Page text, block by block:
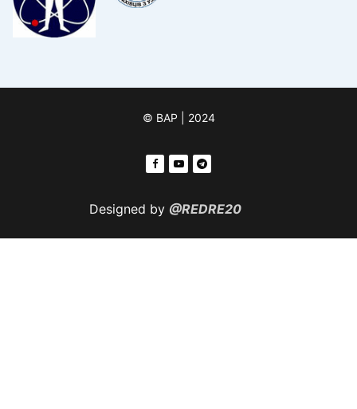
© ВАР | 2024
Designed by @REDRE20